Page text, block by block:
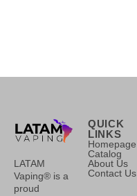
LATAM
Vaping® is a
proud
QUICK
LINKS
Homepage
Catalog
About Us
Contact Us